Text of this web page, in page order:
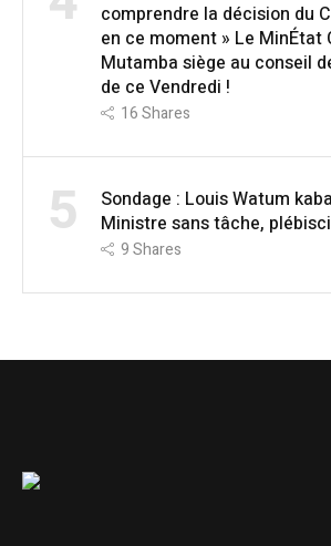
comprendre la décision du
en ce moment » Le MinÉtat
Mutamba siège au conseil
de ce Vendredi !
16Shares
5
Sondage : Louis Watum
Ministre sans tâche,
9Shares